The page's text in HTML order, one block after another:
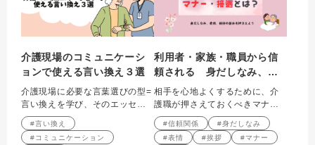
介護現場のコミュニケーシ
ョンで使える言い換え３選
介護現場に必要な言葉選びの型=
言い換えを学び、そのエッセン
スを理解します。
#言い換え
#コミュニケーション
利用者・家族・職員から信
頼される 身だしなみ、表
情、挨拶の基本を押さえよ
う
相手を心地よくするために、介
護職が押さえておくべきマナ
ー・接遇の基礎知識を紹介しま
す。
#信頼関係
#身だしなみ
#表情
#挨拶
#マナー